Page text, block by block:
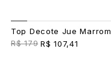
Top Decote Jue Marrom
R$ 179 R$ 107,41